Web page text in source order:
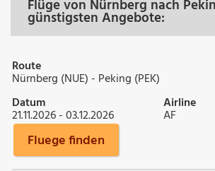
Flüge von Nürnberg nach
günstigsten Angebote:
Route
Nürnberg (NUE) - Peking (PEK)
Datum
21.11.2026 - 03.12.2026
Airline
AF
Fluege finden